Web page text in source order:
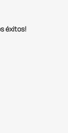
éxitos!